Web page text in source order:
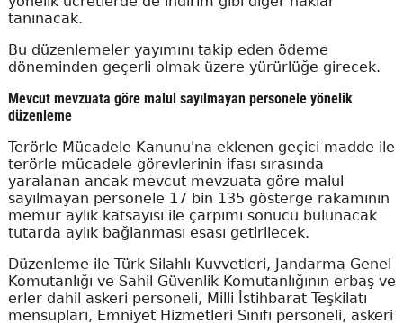
tanınacak.
Bu düzenlemeler yayımını takip eden ödeme
döneminden geçerli olmak üzere yürürlüğe girecek.
Mevcut mevzuata göre malul sayılmayan personele yönelik
düzenleme
Terörle Mücadele Kanunu'na eklenen geçici madde ile
terörle mücadele görevlerinin ifası sırasında
yaralanan ancak mevcut mevzuata göre malul
sayılmayan personele 17 bin 135 gösterge rakamının
memur aylık katsayısı ile çarpımı sonucu bulunacak
tutarda aylık bağlanması esası getirilecek.
Düzenleme ile Türk Silahlı Kuvvetleri, Jandarma Genel
Komutanlığı ve Sahil Güvenlik Komutanlığının erbaş ve
erler dahil askeri personeli, Milli İstihbarat Teşkilatı
mensupları, Emniyet Hizmetleri Sınıfı personeli, askeri